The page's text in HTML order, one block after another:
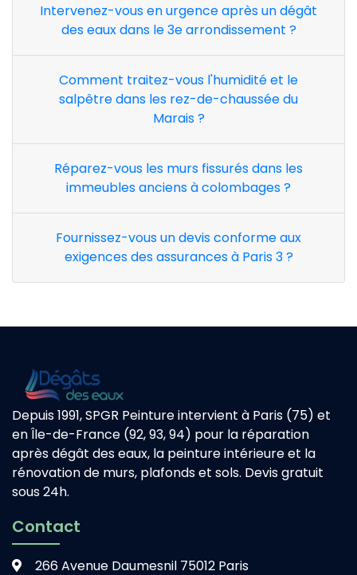
Intervenez-vous en urgence après un dégât
des eaux dans le 3e arrondissement ?
Comment traitez-vous l'humidité et le
salpêtre dans les rez-de-chaussée du
Marais ?
Réparez-vous les murs fissurés dans les
immeubles anciens à colombages ?
Fournissez-vous un devis conforme aux
exigences des assurances à Paris 3 ?
Depuis 1991, SPGR Peinture intervient à Paris (75) et
en Île-de-France (92, 93, 94) pour la réparation
après dégât des eaux, la peinture intérieure et la
rénovation de murs, plafonds et sols. Devis gratuit
sous 24h.
Contact
266 Avenue Daumesnil 75012 Paris